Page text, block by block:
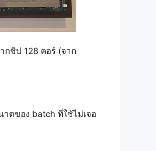
กชิป 128 คอร์ (จาก
ดของ batch ที่ใช้ไม่เจอ